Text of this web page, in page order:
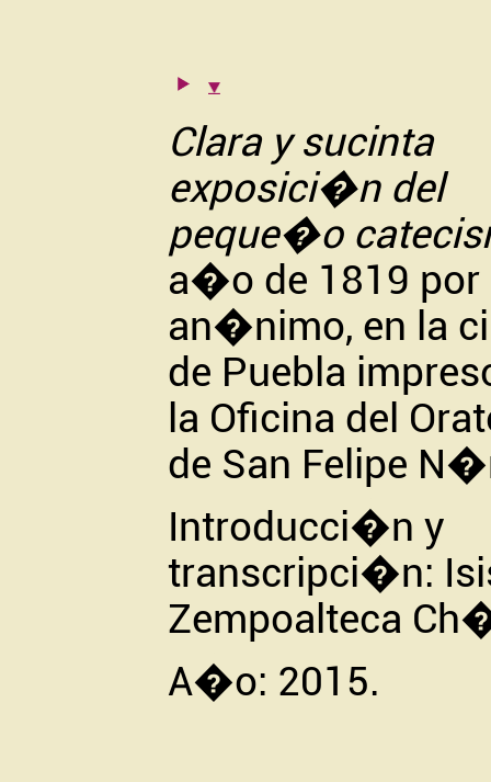
Clara y sucinta
exposici�n del
peque�o
a�o de 1819 por
an�nimo, en la
de Puebla
la Oficina del
de San Felipe
Introducci�n y
transcripci�n:
Zempoalteca
A�o: 2015.